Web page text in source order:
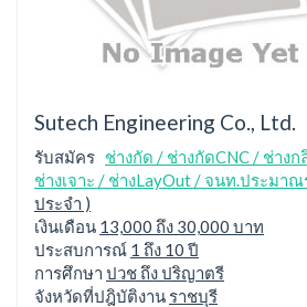
Sutech Engineering Co., Ltd.
รับสมัคร ช่างกัด / ช่างกัดCNC / ช่างก
ช่างเจาะ / ช่างLayOut / จนท.ประมาณ
ประจำ )
เงินเดือน 13,000 ถึง 30,000 บาท
ประสบการณ์ 1 ถึง 10 ปี
การศึกษา ปวช ถึง ปริญาตรี
จังหวัดที่ปฎิบัติงาน ราชบุรี